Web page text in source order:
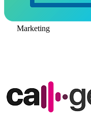
Marketing